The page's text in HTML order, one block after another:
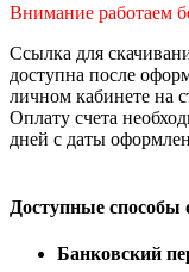
Внимание работаем
Ссылка для
доступна после
личном кабинете на
Оплату счета
дней с даты
Доступные
Банковский